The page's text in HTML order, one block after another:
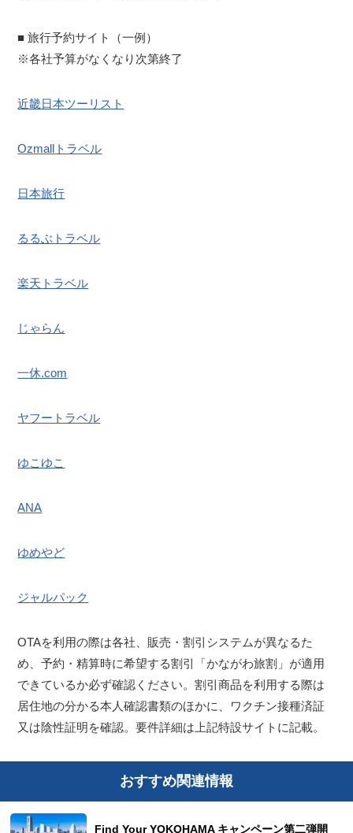
■ 旅行予約サイト（一例）
※各社予算がなくなり次第終了
近畿日本ツーリスト
Ozmallトラベル
日本旅行
るるぶトラベル
楽天トラベル
じゃらん
一休.com
ヤフートラベル
ゆこゆこ
ANA
ゆめやど
ジャルパック
OTAを利用の際は各社、販売・割引システムが異なるた
め、予約・精算時に希望する割引「かながわ旅割」が適用
できているか必ず確認ください。割引商品を利用する際は
居住地の分かる本人確認書類のほかに、ワクチン接種済証
又は陰性証明を確認。要件詳細は上記特設サイトに記載。
おすすめ関連情報
Find Your YOKOHAMA キャンペーン第二弾開